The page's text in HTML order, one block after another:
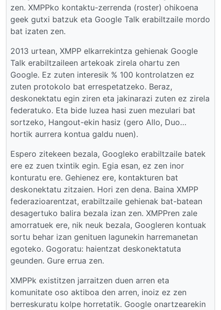
zen. XMPPko kontaktu-zerrenda (roster) ohikoena
geek gutxi batzuk eta Google Talk erabiltzaile mordo
bat izaten zen.
2013 urtean, XMPP elkarrekintza gehienak Google
Talk erabiltzaileen artekoak zirela ohartu zen
Google. Ez zuten interesik % 100 kontrolatzen ez
zuten protokolo bat errespetatzeko. Beraz,
deskonektatu egin ziren eta jakinarazi zuten ez zirela
federatuko. Eta bide luzea hasi zuen mezulari bat
sortzeko, Hangout-ekin hasiz (gero Allo, Duo…
hortik aurrera kontua galdu nuen).
Espero zitekeen bezala, Googleko erabiltzaile batek
ere ez zuen txintik egin. Egia esan, ez zen inor
konturatu ere. Gehienez ere, kontakturen bat
deskonektatu zitzaien. Hori zen dena. Baina XMPP
federazioarentzat, erabiltzaile gehienak bat-batean
desagertuko balira bezala izan zen. XMPPren zale
amorratuek ere, nik neuk bezala, Googleren kontuak
sortu behar izan genituen lagunekin harremanetan
egoteko. Gogoratu: haientzat deskonektatuta
geunden. Gure errua zen.
XMPPk existitzen jarraitzen duen arren eta
komunitate oso aktiboa den arren, inoiz ez zen
berreskuratu kolpe horretatik. Google onartzearekin